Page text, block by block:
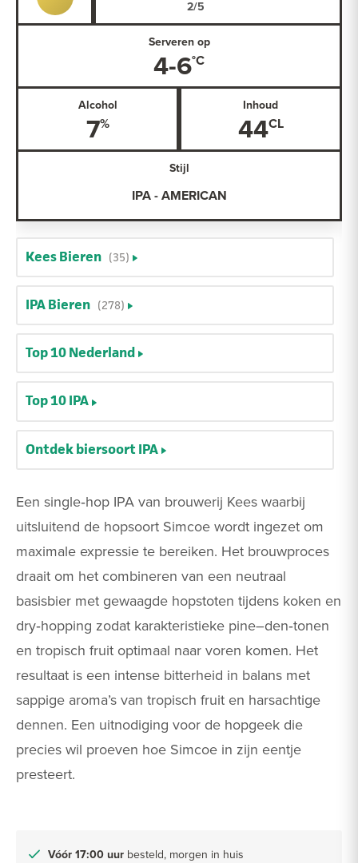
Een single‑hop IPA van brouwerij Kees waarbij
uitsluitend de hopsoort Simcoe wordt ingezet om
maximale expressie te bereiken. Het brouwproces
draait om het combineren van een neutraal
basisbier met gewaagde hopstoten tijdens koken en
dry‑hopping zodat karakteristieke pine–den‑tonen
en tropisch fruit optimaal naar voren komen. Het
resultaat is een intense bitterheid in balans met
sappige aroma’s van tropisch fruit en harsachtige
dennen. Een uitnodiging voor de hopgeek die
precies wil proeven hoe Simcoe in zijn eentje
presteert.
Vóór 17:00 uur besteld, morgen in huis
Serveren op
4-6
Alcohol
7
Inhoud
44
Stijl
IPA - AMERICAN
Kees Bieren (35)
IPA Bieren (278)
Top 10 Nederland
Top 10 IPA
Ontdek biersoort IPA